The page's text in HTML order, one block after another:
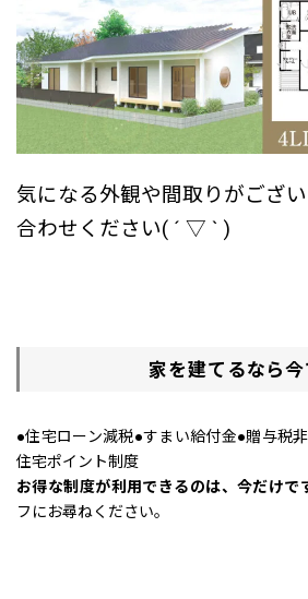
気になる外観や間取りがござ
合わせください( ´ ▽ ` )
家を建てるなら今
●住宅ローン減税●すまい給付金●贈与税
住宅ポイント制度
お得な制度が利用できるのは、今だけで
フにお尋ねください。